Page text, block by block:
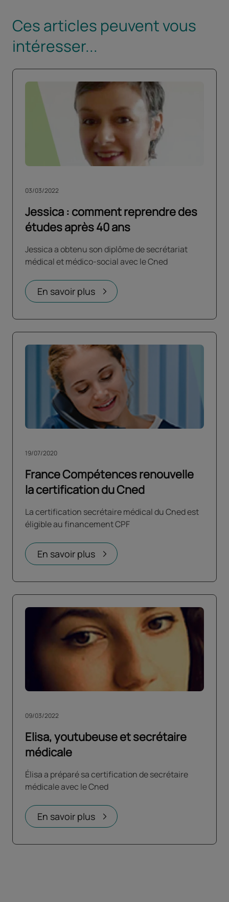
Ces articles peuvent vous
intéresser...
Jessica : comment reprendre des
études après 40 ans
03/03/2022
Jessica a obtenu son diplôme de secrétariat
médical et médico-social avec le Cned
En savoir plus
France Compétences renouvelle
la certification du Cned
19/07/2020
La certification secrétaire médical du Cned est
éligible au financement CPF
En savoir plus
Elisa, youtubeuse et secrétaire
médicale
09/03/2022
Élisa a préparé sa certification de secrétaire
médicale avec le Cned
En savoir plus